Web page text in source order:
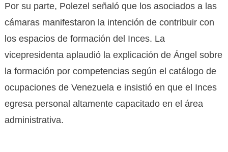
Por su parte, Polezel señaló que los asociados a las
cámaras manifestaron la intención de contribuir con
los espacios de formación del Inces. La
vicepresidenta aplaudió la explicación de Ángel sobre
la formación por competencias según el catálogo de
ocupaciones de Venezuela e insistió en que el Inces
egresa personal altamente capacitado en el área
administrativa.